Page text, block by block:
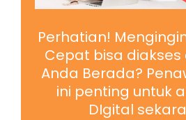
Perhatian!
Cepat bisa
Anda Berada?
ini penting untuk
DIgital